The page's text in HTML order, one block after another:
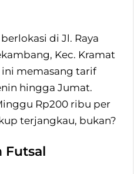
di Jl. Raya
Kec. Kramat
memasang tarif
hingga Jumat.
Rp200 ribu per
terjangkau, bukan?
Futsal